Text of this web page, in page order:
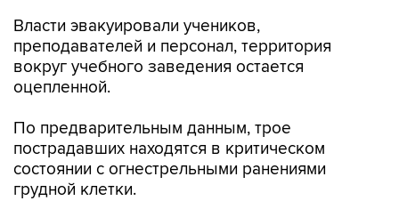
Власти эвакуировали учеников,
преподавателей и персонал, территория
вокруг учебного заведения остается
оцепленной.
По предварительным данным, трое
пострадавших находятся в критическом
состоянии с огнестрельными ранениями
грудной клетки.